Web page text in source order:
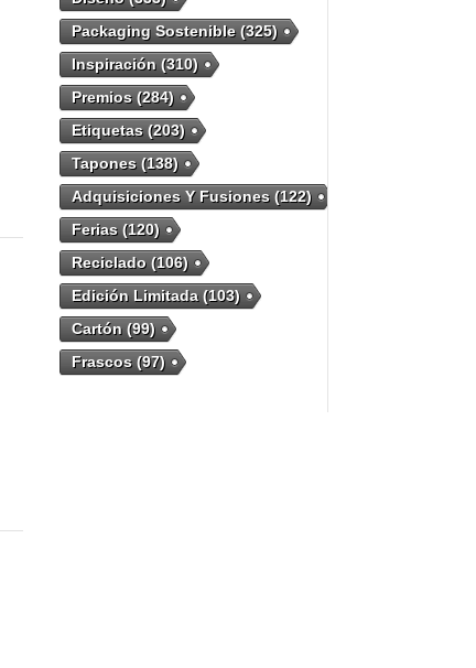
Packaging Sostenible(325)
Inspiración(310)
Premios(284)
Etiquetas(203)
Tapones(138)
Adquisiciones Y Fusiones(122)
Ferias(120)
Reciclado(106)
Edición Limitada(103)
Cartón(99)
Frascos(97)